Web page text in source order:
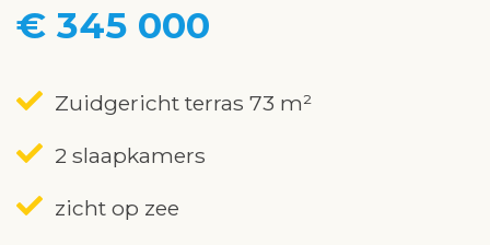
€ 345 000
Zuidgericht terras 73 m²
2 slaapkamers
zicht op zee